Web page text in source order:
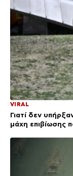
VIRAL
Γιατί δεν
μάχη επιβίωσης